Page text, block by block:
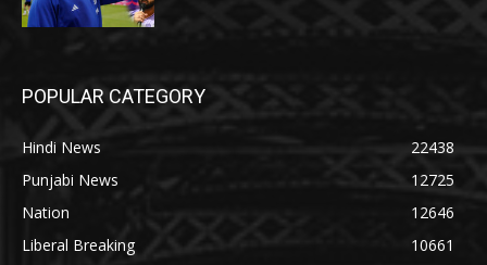
POPULAR CATEGORY
Hindi News
22438
Punjabi News
12725
Nation
12646
Liberal Breaking
10661